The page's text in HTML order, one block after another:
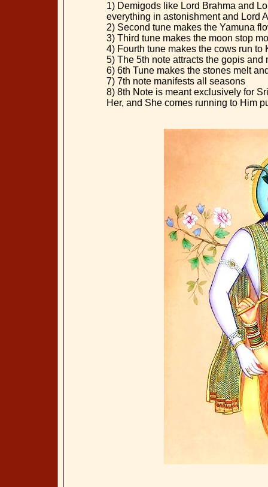
1) Demigods like Lord Brahma and
everything in astonishment and Lord
2) Second tune makes the Yamuna
3) Third tune makes the moon stop
4) Fourth tune makes the cows run
5) The 5th note attracts the gopis
6) 6th Tune makes the stones melt
7) 7th note manifests all seasons
8) 8th Note is meant exclusively for
Her, and She comes running to Him